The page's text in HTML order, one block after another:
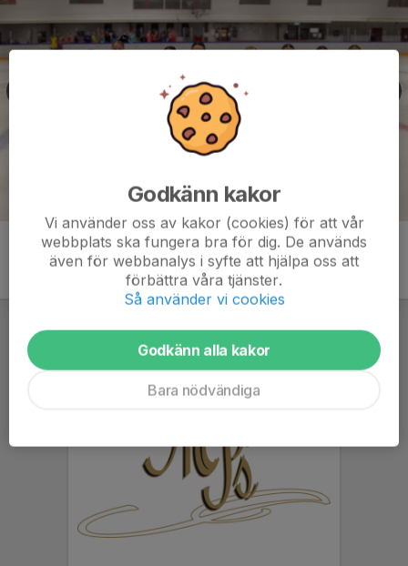
Godkänn kakor
Vi använder oss av kakor (cookies) för att vår
webbplats ska fungera bra för dig. De används
även för webbanalys i syfte att hjälpa oss att
förbättra våra tjänster.
Så använder vi cookies
Godkänn alla kakor
Bara nödvändiga